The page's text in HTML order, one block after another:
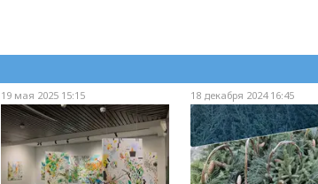
19 мая 2025 15:15 18 декабря 2024 16:45